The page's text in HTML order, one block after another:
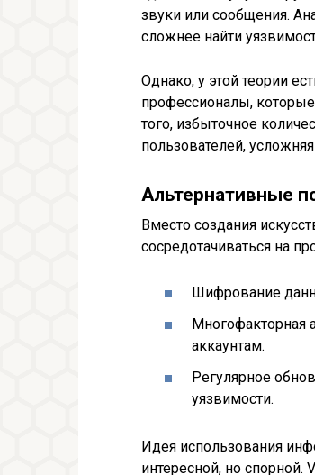
звуки или сообщения.
сложнее найти
Однако, у этой теории
профессионалы,
того, избыточное
пользователей,
Альтернативные
Вместо создания
сосредотачиваться на
Шифрование
Многофакторная
аккаунтам.
Регулярное
уязвимости.
Идея использования
интересной, но